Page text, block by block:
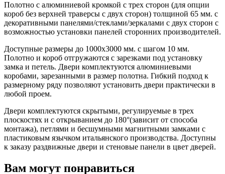
Полотно с алюминиевой кромкой с трех сторон (для опции
короб без верхней траверсы с двух сторон) толщиной 65 мм. с
декоративными панелями/стеклами/зеркалами с двух сторон с
возможностью установки панелей сторонних производителей.
Доступные размеры до 1000х3000 мм. с шагом 10 мм.
Полотно и короб отгружаются с зарезками под установку
замка и петель. Двери комплектуются алюминиевыми
коробами, зарезанными в размер полотна. Гибкий подход к
размерному ряду позволяют установить двери практически в
любой проем.
Двери комплектуются скрытыми, регулируемые в трех
плоскостях и с открыванием до 180°(зависит от способа
монтажа), петлями и бесшумными магнитными замками с
пластиковым язычком итальянского производства. Доступны
к заказу раздвижные двери и стеновые панели в цвет дверей.
Вам могут понравиться